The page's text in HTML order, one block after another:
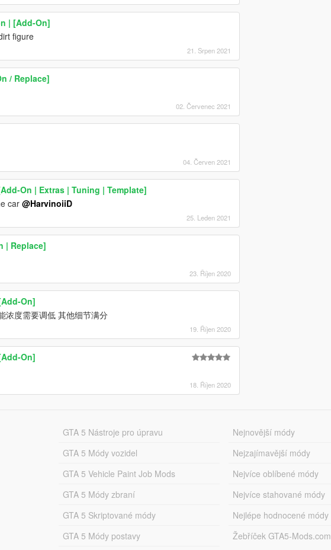
| [Add-On]
figure
21. Srpen 2021
/ Replace]
02. Červenec 2021
04. Červen 2021
On | Extras | Tuning | Template]
car @HarvinoiiD
25. Leden 2021
| Replace]
23. Říjen 2020
On]
浓度需要调低 其他细节满分
19. Říjen 2020
On]
18. Říjen 2020
GTA 5 Nástroje pro úpravu
GTA 5 Módy vozidel
GTA 5 Vehicle Paint Job Mods
GTA 5 Módy zbraní
GTA 5 Skriptované módy
GTA 5 Módy postavy
Nejnovější módy
Nejzajímavější módy
Nejvíce oblíbené módy
Nejvíce stahované módy
Nejlépe hodnocené módy
Žebříček GTA5-Mods.com